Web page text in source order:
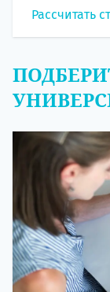
Рассчитать